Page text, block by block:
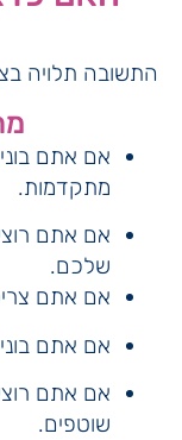
התשובה תלויה
אם אתם
מתקדמות.
אם אתם
שלכם.
אם אתם
אם אתם
אם אתם
שוטפים.